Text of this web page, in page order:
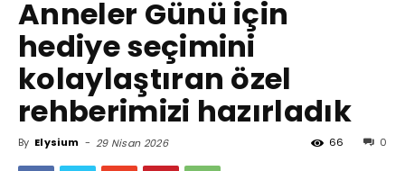
Anneler Günü için
hediye seçimini
kolaylaştıran özel
rehberimizi hazırladık
By Elysium - 29 Nisan 2026 0
66